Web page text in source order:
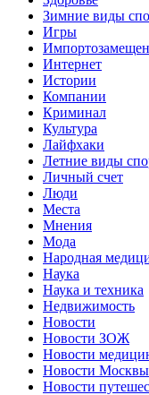
Зимние виды
Игры
Интернет
Истории
Компании
Криминал
Культура
Лайфхаки
Летние виды
Личный счет
Люди
Места
Мнения
Мода
Народная
Наука
Наука и техника
Недвижимость
Новости
Новости ЗОЖ
Новости
Новости Москвы
Новости